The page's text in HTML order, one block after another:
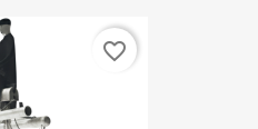
favorite_border